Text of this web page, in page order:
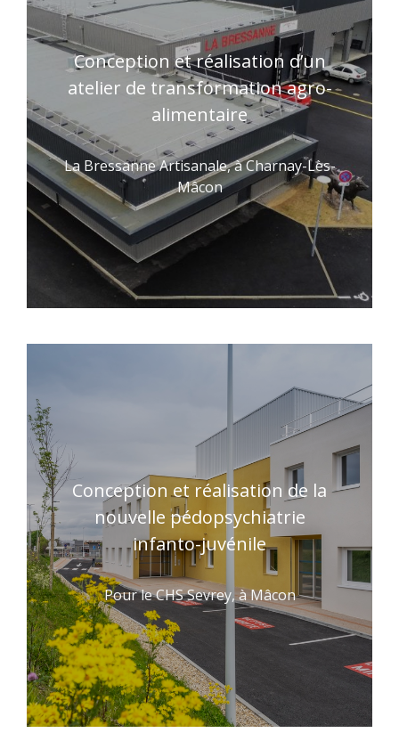
Conception et réalisation d’un
atelier de transformation agro-
alimentaire
La Bressanne Artisanale, à Charnay-Lès-
Mâcon
Conception et réalisation de la
nouvelle pédopsychiatrie
infanto-juvénile
Pour le CHS Sevrey, à Mâcon